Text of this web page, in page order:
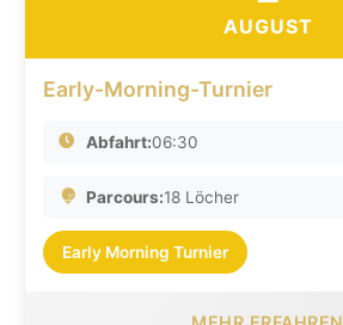
AUGUST
Early-Morning-Turnier
Abfahrt:06:30
Parcours:18 Löcher
Early Morning Turnier